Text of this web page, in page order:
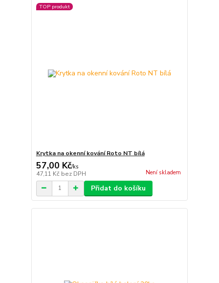
TOP produkt
Krytka na okenní kování Roto NT bílá
57,00 Kč/ks
47,11 Kč bez DPH Není skladem
Přidat do košíku